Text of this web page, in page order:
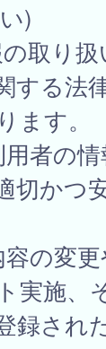
)
取り扱
する法
ます。
者の情
切かつ
の変更
実施、
録され